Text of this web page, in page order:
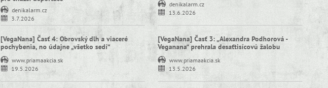
denikalarm.cz
3.7.2026
denikalarm.cz
13.6.2026
[VegaNana] Časť 4: Obrovský dlh a viaceré
pochybenia, no údajne „všetko sedí“
www.priamaakcia.sk
19.5.2026
[VegaNana] Časť 3: „Alexandra Podhorová -
Veganana“ prehrala desaťtisícovú žalobu
www.priamaakcia.sk
13.5.2026